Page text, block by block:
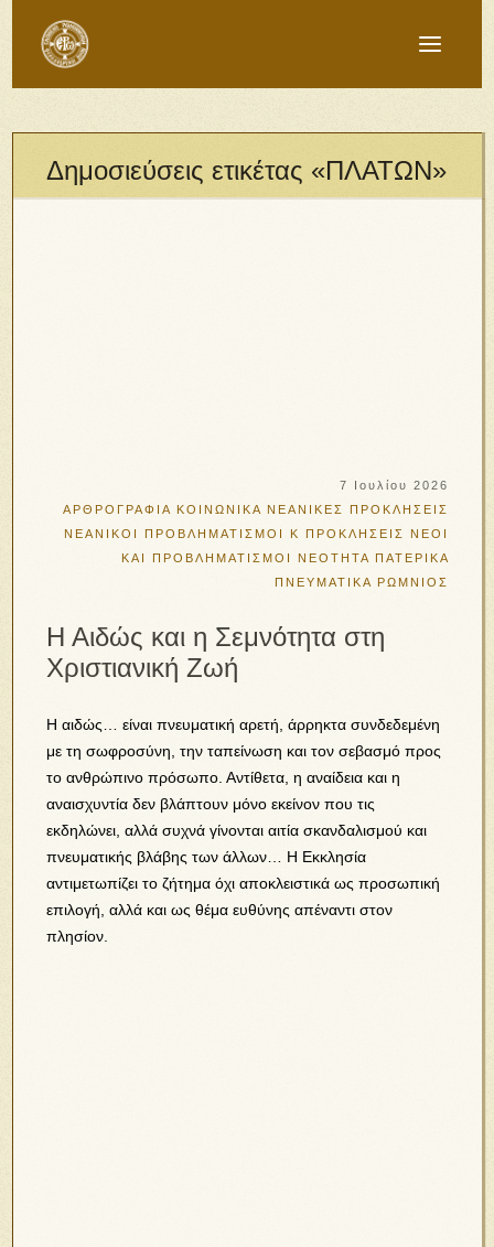
Δημοσιεύσεις ετικέτας «ΠΛΑΤΩΝ»
7 Ιουλίου 2026
ΑΡΘΡΟΓΡΑΦΙΑ ΚΟΙΝΩΝΙΚΑ ΝΕΑΝΙΚΕΣ ΠΡΟΚΛΗΣΕΙΣ
ΝΕΑΝΙΚΟΙ ΠΡΟΒΛΗΜΑΤΙΣΜΟΙ Κ ΠΡΟΚΛΗΣΕΙΣ
ΝΕΟΙ
ΚΑΙ ΠΡΟΒΛΗΜΑΤΙΣΜΟΙ
ΝΕΟΤΗΤΑ ΠΑΤΕΡΙΚΑ
ΠΝΕΥΜΑΤΙΚΑ ΡΩΜΝΙΟΣ
Η Αιδώς και η Σεμνότητα στη
Χριστιανική Ζωή
Η αιδώς… είναι πνευματική αρετή, άρρηκτα συνδεδεμένη
με τη σωφροσύνη, την ταπείνωση και τον σεβασμό προς
το ανθρώπινο πρόσωπο. Αντίθετα, η αναίδεια και η
αναισχυντία δεν βλάπτουν μόνο εκείνον που τις
εκδηλώνει, αλλά συχνά γίνονται αιτία σκανδαλισμού και
πνευματικής βλάβης των άλλων… Η Εκκλησία
αντιμετωπίζει το ζήτημα όχι αποκλειστικά ως προσωπική
επιλογή, αλλά και ως θέμα ευθύνης απέναντι στον
πλησίον.